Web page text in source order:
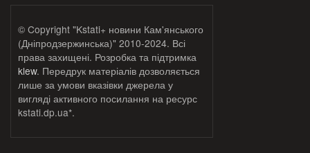
© Copyright "Kstati+ новини Кам'янського
(Дніпродзержинська)" 2010-2024. Всі
права захищені. Розробка та підтримка
klew. Передрук матеріалів дозволяється
лише за умови вказівки джерела у
вигляді активного посилання на ресурс
kstati.dp.ua*.